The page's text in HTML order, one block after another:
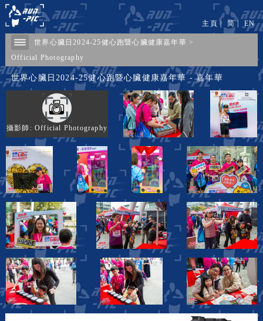
世界心臟日2024-25健心跑暨心臟健康嘉年華 >
Official Photography
主頁 | 简| EN
世界心臟日2024-25健心跑暨心臟健康嘉年華 - 嘉年華
攝影師: Official Photography